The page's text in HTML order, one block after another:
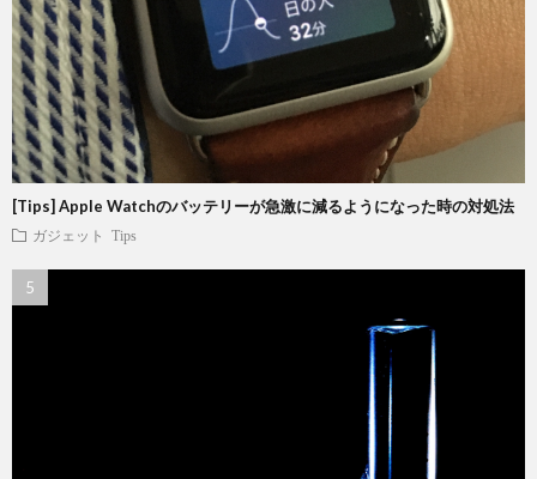
[Tips] Apple Watchのバッテリーが急激に減るようになった時の対処法
ガジェット Tips